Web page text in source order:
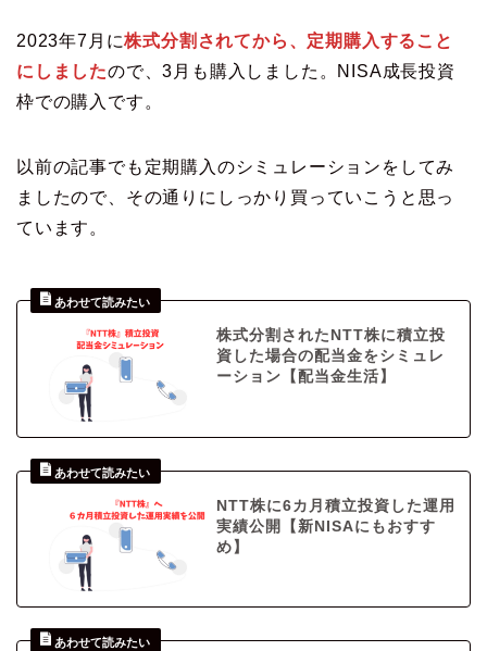
2023年7月に株式分割されてから、定期購入すること
にしましたので、3月も購入しました。NISA成長投資
枠での購入です。
以前の記事でも定期購入のシミュレーションをしてみ
ましたので、その通りにしっかり買っていこうと思っ
ています。
株式分割されたNTT株に積立投
資した場合の配当金をシミュレ
ーション【配当金生活】
NTT株に6カ月積立投資した運用
実績公開【新NISAにもおすす
め】